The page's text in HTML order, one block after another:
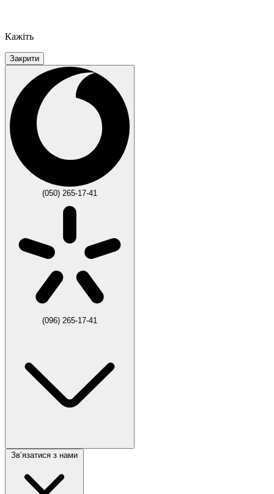
Кажіть
Закрити
(050) 265-17-41
(096) 265-17-41
Звʼязатися з нами